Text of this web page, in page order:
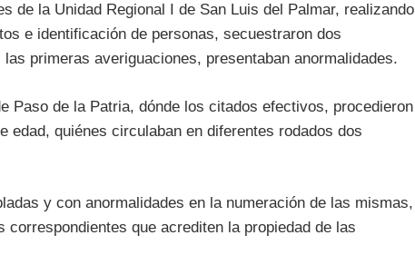
de la Unidad Regional I de San Luis del Palmar, realizando
e identificación de personas, secuestraron dos
primeras averiguaciones, presentaban anormalidades.
Paso de la Patria, dónde los citados efectivos, procedieron
edad, quiénes circulaban en diferentes rodados dos
y con anormalidades en la numeración de las mismas,
que acrediten la propiedad de las